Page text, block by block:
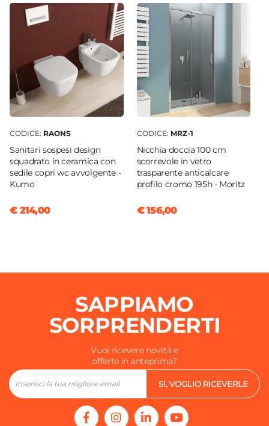
CODICE: RAONS
Sanitari sospesi design
squadrato in ceramica con
sedile copri wc avvolgente -
Kumo
€ 214,00
CODICE: MRZ-1
Nicchia doccia 100 cm
scorrevole in vetro
trasparente anticalcare
profilo cromo 195h - Moritz
€ 156,00
SAPPIAMO
SORPRENDERTI
Vuoi ricevere novità e
offerte in anteprima?
SI, VOGLIO RICEVERLE